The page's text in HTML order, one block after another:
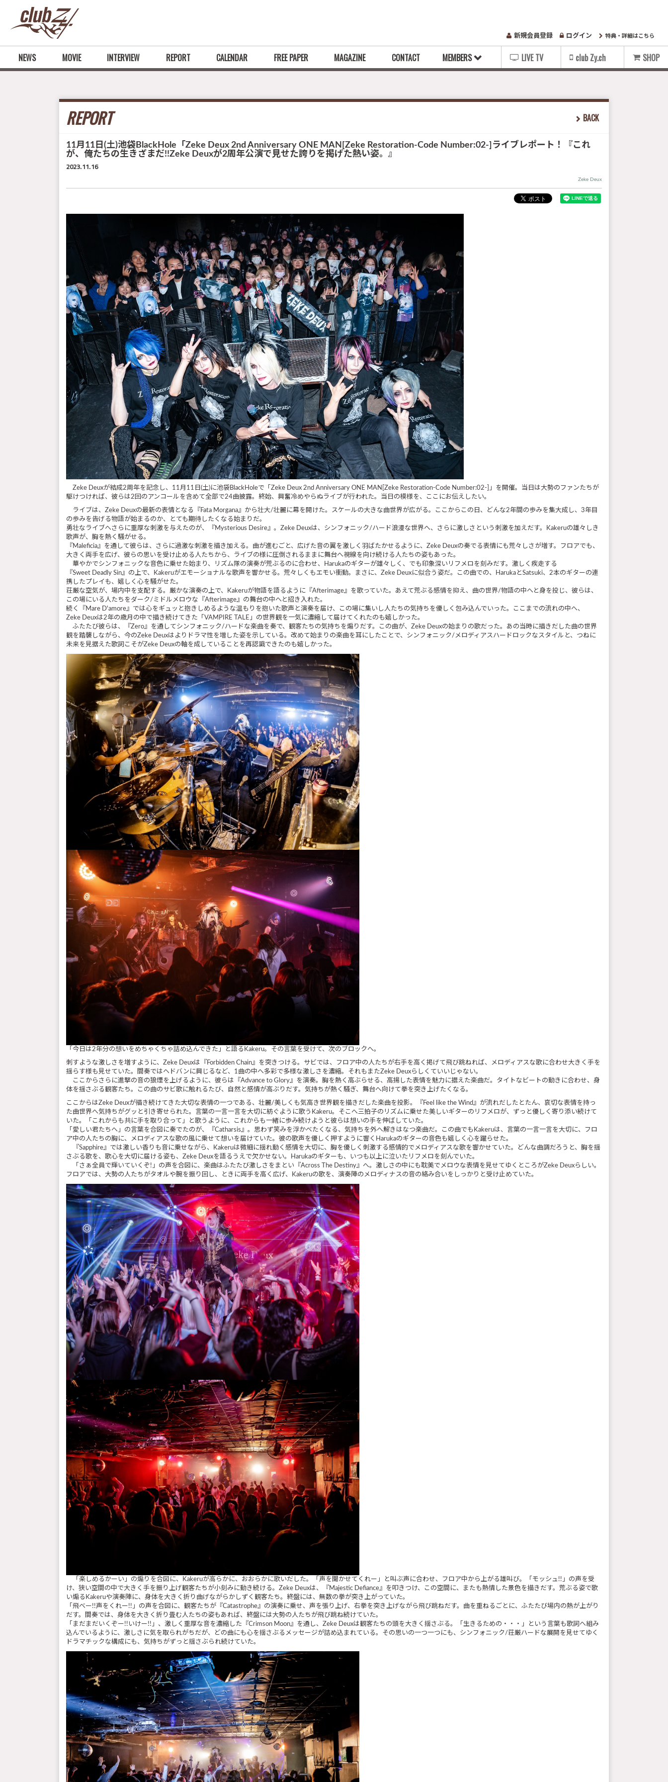
新規会員登録 ログイン 特典・詳細はこちら
NEWS MOVIE INTERVIEW REPORT CALENDAR FREE PAPER MAGAZINE CONTACT MEMBERS LIVE TV club Zy.ch SHOP
REPORT BACK
11月11日(土)池袋BlackHole「Zeke Deux 2nd Anniversary ONE MAN[Zeke Restoration-Code Number:02-]ライブレポート！『これ
が、俺たちの生きざまだ!!Zeke Deuxが2周年公演で見せた誇りを掲げた熱い姿。』
2023.11.16
Zeke Deux
Zeke Deuxが結成2周年を記念し、11月11日(土)に池袋BlackHoleで「Zeke Deux 2nd Anniversary ONE MAN[Zeke Restoration-Code Number:02-]」を開催。当日は大勢のファンたちが
駆けつければ、彼らは2回のアンコールを含めて全部で24曲披露。終始、興奮冷めやらぬライブが行われた。当日の模様を、ここにお伝えしたい。
ライブは、Zeke Deuxの最新の表情となる『Fata Morgana』から壮大/壮麗に幕を開けた。スケールの大きな曲世界が広がる。ここからこの日、どんな2年間の歩みを集大成し、3年目
の歩みを告げる物語が始まるのか、とても期待したくなる始まりだ。
勇壮なライブへさらに重厚な刺激を与えたのが、『Mysterious Desire』。Zeke Deuxは、シンフォニック/ハード浪漫な世界へ、さらに激しさという刺激を加えだす。Kakeruの雄々しき
歌声が、胸を熱く騒がせる。
『Maleficia』を通して彼らは、さらに過激な刺激を描き加える。曲が進むごと、広げた音の翼を激しく羽ばたかせるように、Zeke Deuxの奏でる表情にも荒々しさが増す。フロアでも、
大きく両手を広げ、彼らの思いを受け止める人たちから、ライブの様に圧倒されるままに舞台へ視線を向け続ける人たちの姿もあった。
華やかでシンフォニックな音色に乗せた始まり、リズム隊の演奏が荒ぶるのに合わせ、Harukaのギターが雄々しく、でも印象深いリフメロを刻みだす。激しく疾走する
『Sweet Deadly Sin』の上で、Kakeruがエモーショナルな歌声を響かせる。荒々しくもエモい衝動。まさに、Zeke Deuxに似合う姿だ。この曲での、HarukaとSatsuki、2本のギターの連
携したプレイも、嬉しく心を騒がせた。
荘厳な空気が、場内中を支配する。厳かな演奏の上で、Kakeruが物語を語るように『Afterimage』を歌っていた。あえて荒ぶる感情を抑え、曲の世界/物語の中へと身を投じ、彼らは、
この場にいる人たちをダーク/ミドルメロウな『Afterimage』の舞台の中へと招き入れた。
続く『Mare D'amore』では心をギュッと抱きしめるような温もりを抱いた歌声と演奏を届け、この場に集いし人たちの気持ちを優しく包み込んでいった。ここまでの流れの中へ、
Zeke Deuxは2年の歳月の中で描き続けてきた「VAMPIRE TALE」の世界観を一気に濃縮して届けてくれたのも嬉しかった。
ふたたび彼らは、『Zero』を通してシンフォニック/ハードな楽曲を奏で、観客たちの気持ちを煽りだす。この曲が、Zeke Deuxの始まりの歌だった。あの当時に描きだした曲の世界
観を踏襲しながら、今のZeke Deuxはよりドラマ性を増した姿を示している。改めて始まりの楽曲を耳にしたことで、シンフォニック/メロディアスハードロックなスタイルと、つねに
未来を見据えた歌詞こそがZeke Deuxの軸を成していることを再認識できたのも嬉しかった。
「今日は2年分の想いをめちゃくちゃ詰め込んできた」と語るKakeru。その言葉を受けて、次のブロックへ。
刺すような激しさを増すように、Zeke Deuxは『Forbidden Chain』を突きつける。サビでは、フロア中の人たちが右手を高く掲げて飛び跳ねれば、メロディアスな歌に合わせ大きく手を
揺らす様も見せていた。間奏ではヘドバンに興じるなど、1曲の中へ多彩で多様な激しさを濃縮。それもまたZeke Deuxらしくていいじゃない。
ここからさらに進撃の音の狼煙を上げるように、彼らは『Advance to Glory』を演奏。胸を熱く高ぶらせる、高揚した表情を魅力に据えた楽曲だ。タイトなビートの動きに合わせ、身
体を揺さぶる観客たち。この曲のサビ歌に触れるたび、自然と感情が高ぶりだす。気持ちが熱く騒ぎ、舞台へ向けて拳を突き上げたくなる。
ここからはZeke Deuxが描き続けてきた大切な表情の一つである、壮麗/美しくも気高き世界観を描きだした楽曲を投影。『Feel like the Wind』が流れだしたとたん、哀切な表情を持っ
た曲世界へ気持ちがグッと引き寄せられた。言葉の一言一言を大切に紡ぐように歌うKakeru。そこへ三拍子のリズムに乗せた美しいギターのリフメロが、ずっと優しく寄り添い続けて
いた。「これからも共に手を取り合って」と歌うように、これからも一緒に歩み続けようと彼らは想いの手を伸ばしていた。
「愛しい君たちへ」の言葉を合図に奏でたのが、『Catharsis』。思わず笑みを浮かべたくなる、気持ちを外へ解きはなつ楽曲だ。この曲でもKakeruは、言葉の一言一言を大切に、フロ
ア中の人たちの胸に、メロディアスな歌の風に乗せて想いを届けていた。彼の歌声を優しく押すように響くHarukaのギターの音色も嬉しく心を躍らせた。
『Sapphire』では激しい香りも音に乗せながら、Kakeruは微細に揺れ動く感情を大切に、胸を優しく刺激する感情的でメロディアスな歌を響かせていた。どんな曲調だろうと、胸を揺
さぶる歌を、歌心を大切に届ける姿も、Zeke Deuxを語るうえで欠かせない。Harukaのギターも、いつも以上に泣いたリフメロを刻んでいた。
「さぁ全員で輝いていくぞ!」の声を合図に、楽曲はふたたび激しさをまとい『Across The Destiny』へ。激しさの中にも耽美でメロウな表情を見せてゆくところがZeke Deuxらしい。
フロアでは、大勢の人たちがタオルや腕を振り回し、ときに両手を高く広げ、Kakeruの歌を、演奏陣のメロディナスの音の絡み合いをしっかりと受け止めていた。
「楽しめるかーい」の煽りを合図に、Kakeruが高らかに、おおらかに歌いだした。「声を聞かせてくれー」と叫ぶ声に合わせ、フロア中から上がる雄叫び。「モッシュ!!」の声を受
け、狭い空間の中で大きく手を振り上げ観客たちが小刻みに動き続ける。Zeke Deuxは、『Majestic Defiance』を叩きつけ、この空間に、またも熱情した景色を描きだす。荒ぶる姿で歌
い煽るKakeruや演奏陣に、身体を大きく折り曲げながらかしずく観客たち。終盤には、無数の拳が突き上がっていた。
「飛べー!!声をくれー!!」の声を合図に、観客たちが『Catastrophe』の演奏に乗せ、声を張り上げ、右拳を突き上げながら飛び跳ねだす。曲を重ねるごとに、ふたたび場内の熱が上がり
だす。間奏では、身体を大きく折り畳む人たちの姿もあれば、終盤には大勢の人たちが飛び跳ね続けていた。
「まだまだいくぞー!!いけー!!」、激しく重厚な音を濃縮した『Crimson Moon』を通し、Zeke Deuxは観客たちの頭を大きく揺さぶる。「生きるための・・・」という言葉も歌詞へ組み
込んでいるように、激しさに気を取られがちだが、どの曲にも心を揺さぶるメッセージが詰め込まれている。その思いの一つ一つにも、シンフォニック/荘厳ハードな展開を見せてゆく
ドラマチックな構成にも、気持ちがずっと揺さぶられ続けていた。